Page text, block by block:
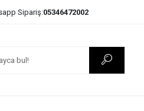
Sipariş:05346472002